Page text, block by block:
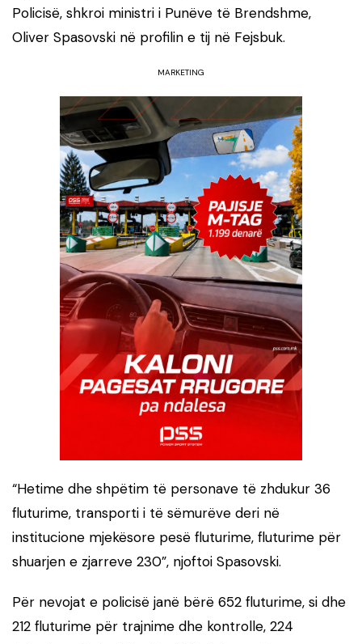
Policisë, shkroi ministri i Punëve të Brendshme,
Oliver Spasovski në profilin e tij në Fejsbuk.
MARKETING
“Hetime dhe shpëtim të personave të zhdukur 36
fluturime, transporti i të sëmurëve deri në
institucione mjekësore pesë fluturime, fluturime për
shuarjen e zjarreve 230”, njoftoi Spasovski.
Për nevojat e policisë janë bërë 652 fluturime, si dhe
212 fluturime për trajnime dhe kontrolle, 224